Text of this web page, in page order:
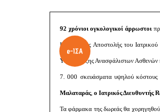
92 χρόνιοι ογκολογικοί άρρωστοι
Κοινωνικής Αποστολής του
Υποστήριξης Ανασφάλιστων
7. 000 σκευάσματα υψηλού κόστους
Μαλαταράς, ο Ιατρικός
Τα φάρμακα της δωρεάς θα